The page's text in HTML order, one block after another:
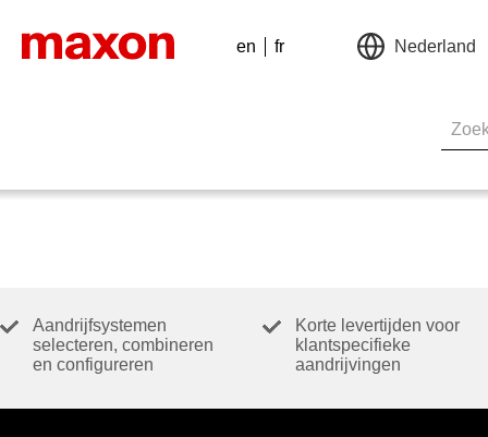
en fr Nederland
Aandrijfsystemen
selecteren, combineren
en configureren
Korte levertijden voor
klantspecifieke
aandrijvingen